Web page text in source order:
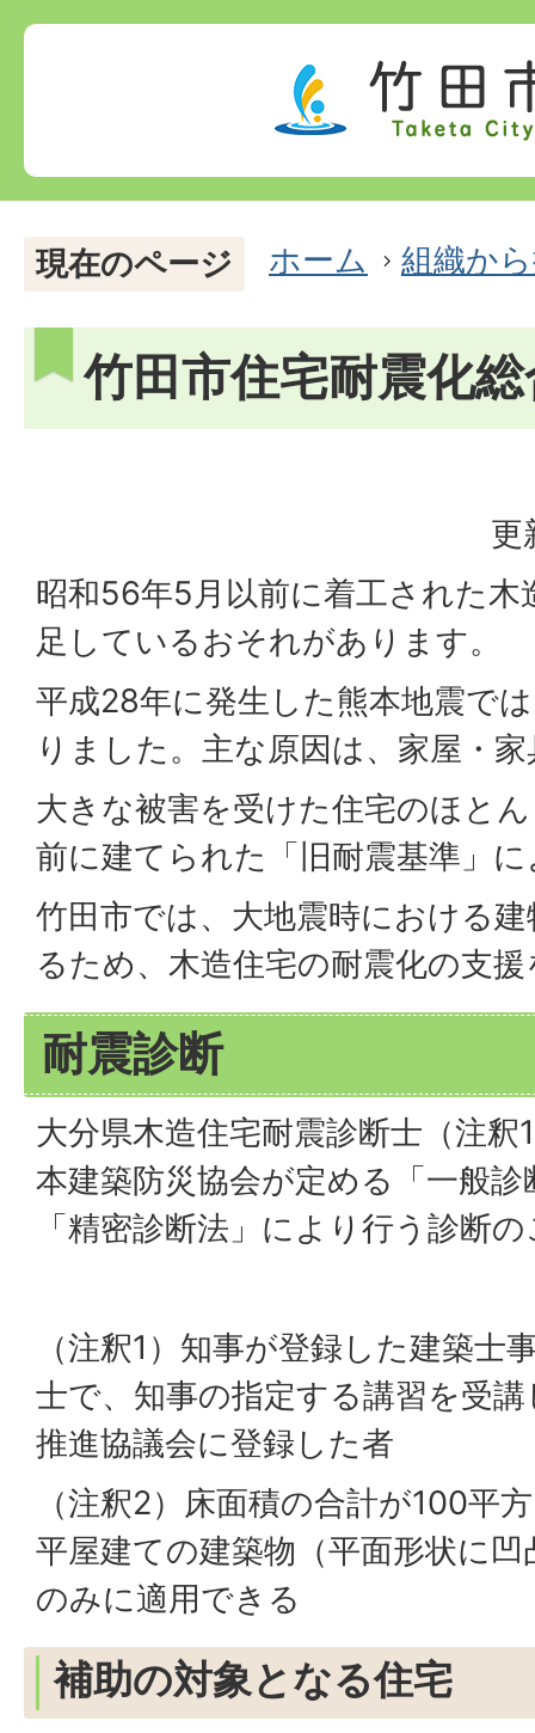
現在のページ ホーム 組織か
竹田市住宅耐震化
更
昭和56年5月以前に着工された木
足しているおそれがあります。
平成28年に発生した熊本地震で
りました。主な原因は、家屋・
大きな被害を受けた住宅のほと
前に建てられた「旧耐震基準」
竹田市では、大地震時における
るため、木造住宅の耐震化の支
耐震診断
大分県木造住宅耐震診断士（注釈
本建築防災協会が定める「一般
「精密診断法」により行う診断
（注釈1）知事が登録した建築士
士で、知事の指定する講習を受
推進協議会に登録した者
（注釈2）床面積の合計が100平
平屋建ての建築物（平面形状に
のみに適用できる
補助の対象となる住宅